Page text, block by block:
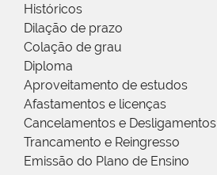
Históricos
Dilação de prazo
Colação de grau
Diploma
Aproveitamento de estudos
Afastamentos e licenças
Cancelamentos e Desligamentos
Trancamento e Reingresso
Emissão do Plano de Ensino